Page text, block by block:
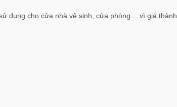
dụng cho cửa nhà vệ sinh, cửa phòng… vì giá